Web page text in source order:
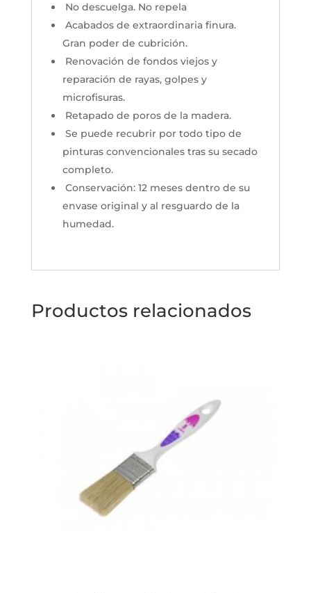
No descuelga. No repela
Acabados de extraordinaria finura.
Gran poder de cubrición.
Renovación de fondos viejos y
reparación de rayas, golpes y
microfisuras.
Retapado de poros de la madera.
Se puede recubrir por todo tipo de
pinturas convencionales tras su secado
completo.
Conservación: 12 meses dentro de su
envase original y al resguardo de la
humedad.
Productos relacionados